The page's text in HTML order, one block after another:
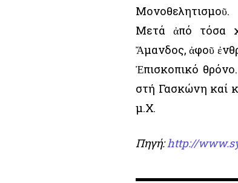
Μονοθελητισμοῦ.
Μετά ἀπό τόσα
Ἄμανδος, ἀφοῦ
Ἐπισκοπικό
στή Γασκώνη καί
μ.Χ.
Πηγή:http://